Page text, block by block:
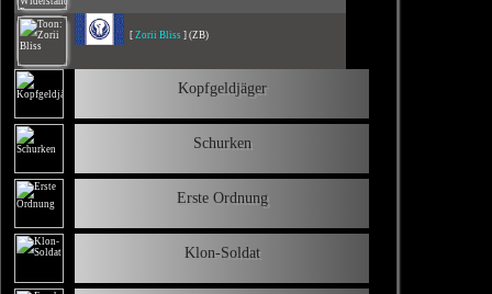
[ Zorii Bliss ] (ZB)
Kopfgeldjäger
Schurken
Erste Ordnung
Klon-Soldat